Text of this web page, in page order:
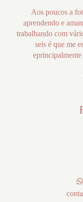
Aos poucos a
aprendendo e
trabalhando com
seis é que me